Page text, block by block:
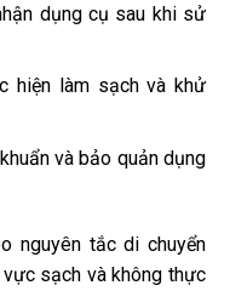
dụng cụ sau khi sử
hiện làm sạch và khử
và bảo quản dụng
nguyên tắc di chuyển
sạch và không thực